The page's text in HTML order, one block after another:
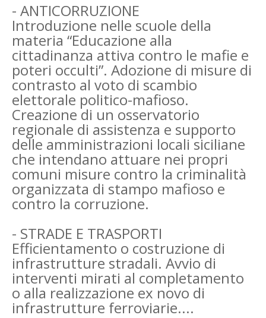
- ANTICORRUZIONE
Introduzione nelle scuole della
materia “Educazione alla
cittadinanza attiva contro le mafie e
poteri occulti”. Adozione di misure di
contrasto al voto di scambio
elettorale politico-mafioso.
Creazione di un osservatorio
regionale di assistenza e supporto
delle amministrazioni locali siciliane
che intendano attuare nei propri
comuni misure contro la criminalità
organizzata di stampo mafioso e
contro la corruzione.
- STRADE E TRASPORTI
Efficientamento o costruzione di
infrastrutture stradali. Avvio di
interventi mirati al completamento
o alla realizzazione ex novo di
infrastrutture ferroviarie....